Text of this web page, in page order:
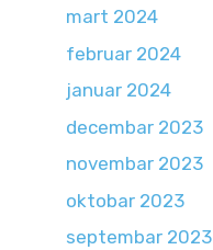
mart 2024
februar 2024
januar 2024
decembar 2023
novembar 2023
oktobar 2023
septembar 2023